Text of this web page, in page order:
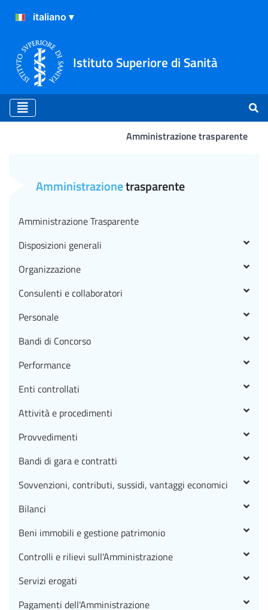
Istituto Superiore di Sanità
Amministrazione trasparente
Amministrazionetrasparente
Amministrazione Trasparente
Disposizioni generali
Organizzazione
Consulenti e collaboratori
Personale
Bandi di Concorso
Performance
Enti controllati
Attività e procedimenti
Provvedimenti
Bandi di gara e contratti
Sovvenzioni, contributi, sussidi, vantaggi economici
Bilanci
Beni immobili e gestione patrimonio
Controlli e rilievi sull'Amministrazione
Servizi erogati
Pagamenti dell'Amministrazione